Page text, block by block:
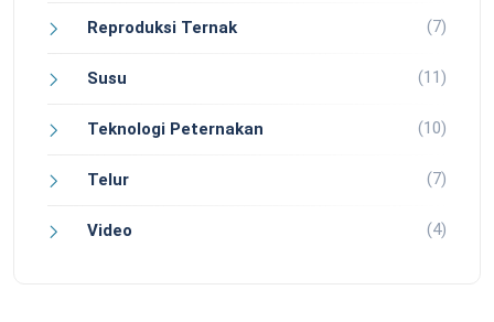
Reproduksi Ternak (7)
Susu (11)
Teknologi Peternakan (10)
Telur (7)
Video (4)